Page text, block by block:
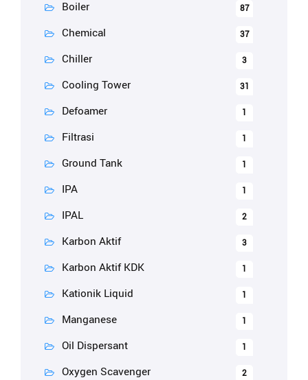
Boiler 87
Chemical 37
Chiller 3
Cooling Tower 31
Defoamer 1
Filtrasi 1
Ground Tank 1
IPA 1
IPAL 2
Karbon Aktif 3
Karbon Aktif KDK 1
Kationik Liquid 1
Manganese 1
Oil Dispersant 1
Oxygen Scavenger 2